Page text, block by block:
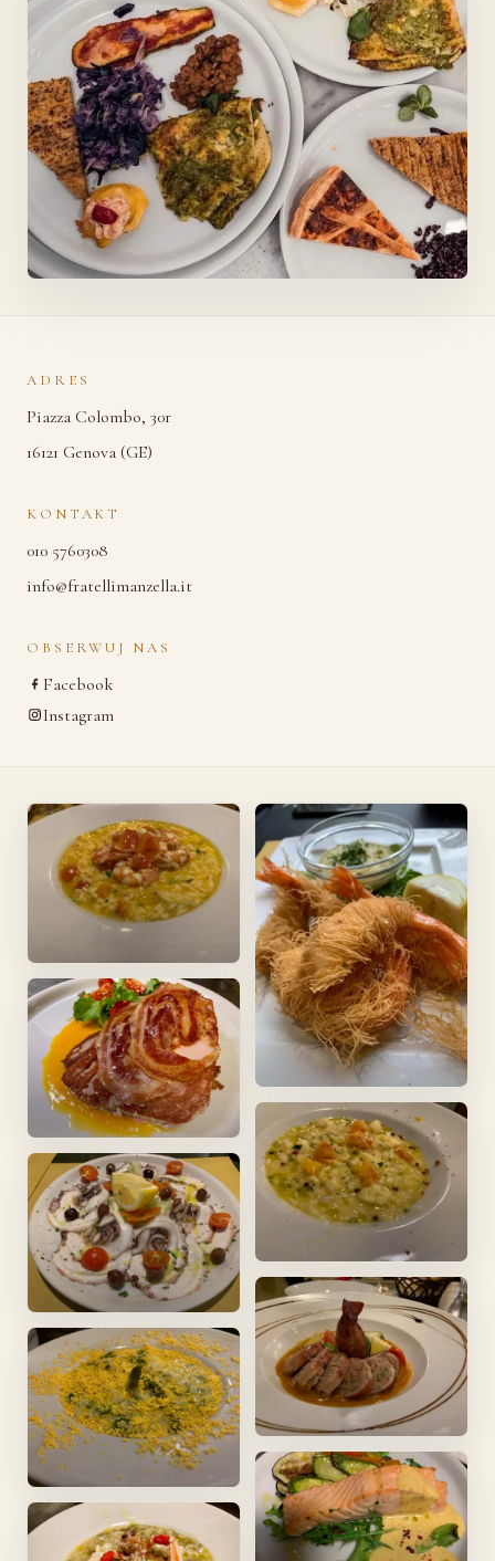
ADRES
Piazza Colombo, 30r
16121 Genova (GE)
KONTAKT
010 5760308
info@fratellimanzella.it
OBSERWUJ NAS
Facebook
Instagram